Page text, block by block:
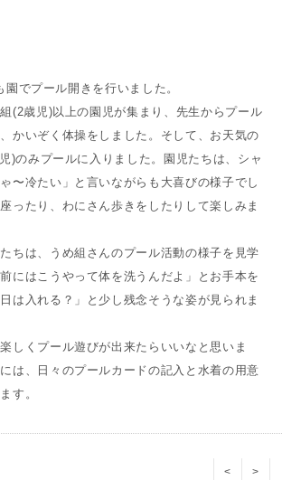
でプール開きを行いました。
(2歳児)以上の園児が集まり、先生からプール
かいぞく体操をしました。そして、お天気の
)のみプールに入りました。園児たちは、シャ
〜冷たい」と言いながらも大喜びの様子でし
ったり、わにさん歩きをしたりして楽しみま
ちは、うめ組さんのプール活動の様子を見学
にはこうやって体を洗うんだよ」とお手本を
は入れる？」と少し残念そうな姿が見られま
しくプール遊びが出来たらいいなと思いま
は、日々のプールカードの記入と水着の用意
す。
< >